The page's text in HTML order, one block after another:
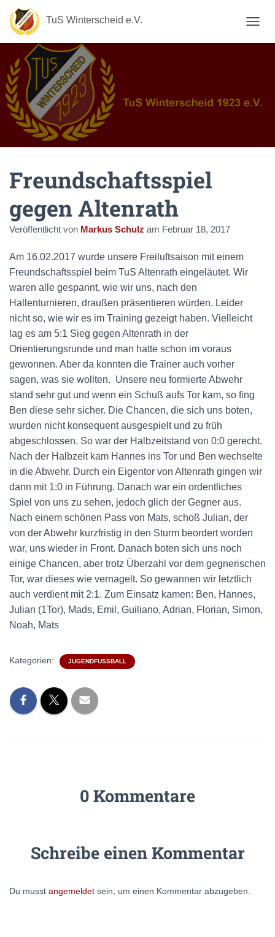
TuS Winterscheid e.V.
A
T
U
Freundschaftsspiel
gegen Altenrath
Veröffentlicht von Markus Schulz am Februar 18, 2017
Am 16.02.2017 wurde unsere Freiluftsaison mit einem
Freundschaftsspiel beim TuS Altenrath eingeläutet. Wir
waren alle gespannt, wie wir uns, nach den
Hallenturnieren, draußen präsentieren würden. Leider
nicht so, wie wir es im Training gezeigt haben. Vielleicht
lag es am 5:1 Sieg gegen Altenrath in der
Orientierungsrunde und man hatte schon im voraus
gewonnen. Aber da konnten die Trainer auch vorher
sagen, was sie wollten. Unsere neu formierte Abwehr
stand sehr gut und wenn ein Schuß aufs Tor kam, so fing
Ben diese sehr sicher. Die Chancen, die sich uns boten,
wurden nicht konsequent ausgespielt und zu früh
abgeschlossen. So war der Halbzeitstand von 0:0 gerecht.
Nach der Halbzeit kam Hannes ins Tor und Ben wechselte
in die Abwehr. Durch ein Eigentor von Altenrath gingen wir
dann mit 1:0 in Führung. Danach war ein ordentliches
Spiel von uns zu sehen, jedoch glich der Gegner aus.
Nach einem schönen Pass von Mats, schoß Julian, der
von der Abwehr kurzfristig in den Sturm beordert worden
war, uns wieder in Front. Danach boten sich uns noch
einige Chancen, aber trotz Überzahl vor dem gegnerischen
Tor, war dieses wie vernagelt. So gewannen wir letztlich
auch verdient mit 2:1. Zum Einsatz kamen: Ben, Hannes,
Julian (1Tor), Mads, Emil, Guiliano, Adrian, Florian, Simon,
Noah, Mats
Kategorien: JUGENDFUSSBALL
0 Kommentare
Schreibe einen Kommentar
Du musst angemeldet sein, um einen Kommentar abzugeben.